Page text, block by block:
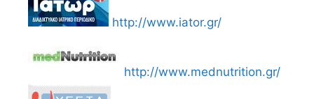
http://www.iator.gr/
http://www.mednutrition.gr/